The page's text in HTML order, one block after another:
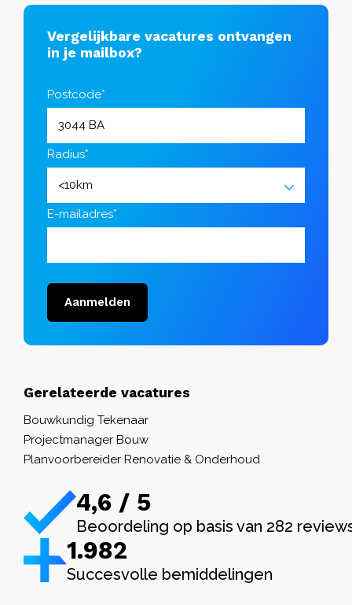
Vergelijkbare vacatures ontvangen
in je mailbox?
Postcode*
Radius*
E-mailadres*
Aanmelden
Gerelateerde vacatures
Bouwkundig Tekenaar
Projectmanager Bouw
Planvoorbereider Renovatie & Onderhoud
4,6 / 5
Beoordeling op basis van 282
1.982
Succesvolle bemiddelingen